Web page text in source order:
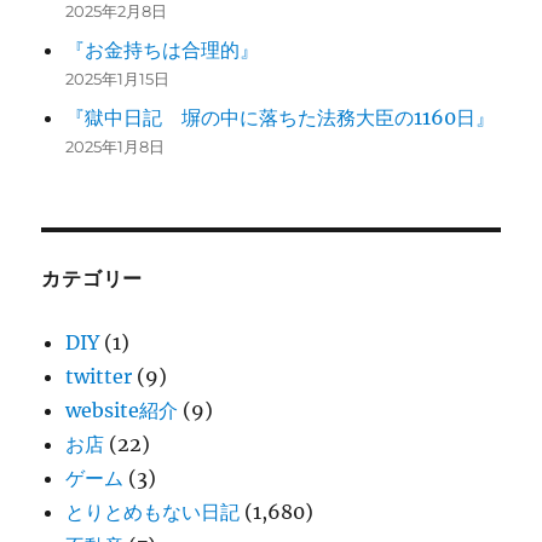
2025年2月8日
『お金持ちは合理的』
2025年1月15日
『獄中日記 塀の中に落ちた法務大臣の1160日』
2025年1月8日
カテゴリー
DIY(1)
twitter (9)
website紹介 (9)
お店 (22)
ゲーム (3)
とりとめもない日記 (1,680)